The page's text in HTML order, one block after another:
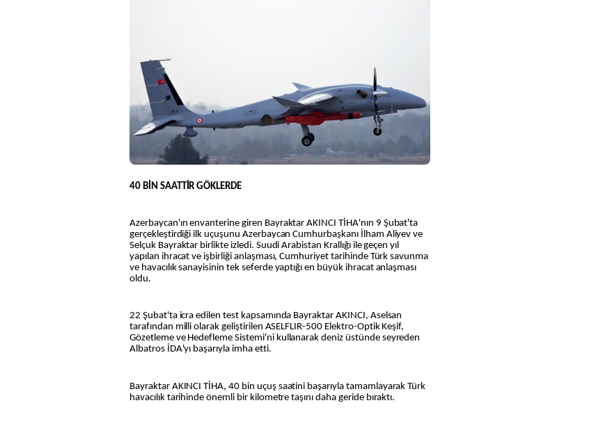
40 BİN SAATTİR GÖKLERDE
Azerbaycan'ın envanterine giren Bayraktar AKINCI TİHA'nın 9 Şubat'ta
gerçekleştirdiği ilk uçuşunu Azerbaycan Cumhurbaşkanı İlham Aliyev ve
Selçuk Bayraktar birlikte izledi. Suudi Arabistan Krallığı ile geçen yıl
yapılan ihracat ve işbirliği anlaşması, Cumhuriyet tarihinde Türk savunma
ve havacılık sanayisinin tek seferde yaptığı en büyük ihracat anlaşması
oldu.
22 Şubat'ta icra edilen test kapsamında Bayraktar AKINCI, Aselsan
tarafından milli olarak geliştirilen ASELFLIR-500 Elektro-Optik Keşif,
Gözetleme ve Hedefleme Sistemi'ni kullanarak deniz üstünde seyreden
Albatros İDA'yı başarıyla imha etti.
Bayraktar AKINCI TİHA, 40 bin uçuş saatini başarıyla tamamlayarak Türk
havacılık tarihinde önemli bir kilometre taşını daha geride bıraktı.